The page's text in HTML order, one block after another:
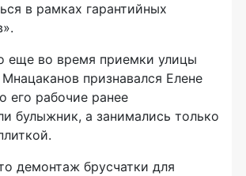
в рамках гарантийных
еще во время приемки улицы
признавался Елене
его рабочие ранее
булыжник, а занимались только
демонтаж брусчатки для